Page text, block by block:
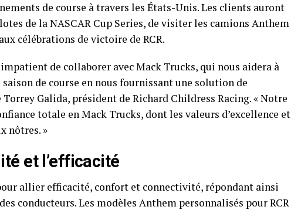
de course à travers les États-Unis. Les clients auront
de la NASCAR Cup Series, de visiter les camions Anthem
célébrations de victoire de RCR.
de collaborer avec Mack Trucks, qui nous aidera à
de course en nous fournissant une solution de
Galida, président de Richard Childress Racing. « Notre
totale en Mack Trucks, dont les valeurs d’excellence et
nôtres. »
et l’efficacité
allier efficacité, confort et connectivité, répondant ainsi
conducteurs. Les modèles Anthem personnalisés pour RCR